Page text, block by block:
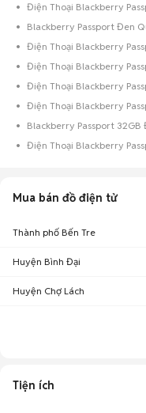
Mua bán đồ điện tử
Thành phố Bến Tre
Huyện Bình Đại
Huyện Chợ Lách
Tiện ích